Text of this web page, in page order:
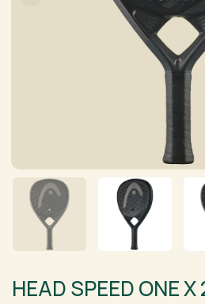
HEAD SPEED ONE